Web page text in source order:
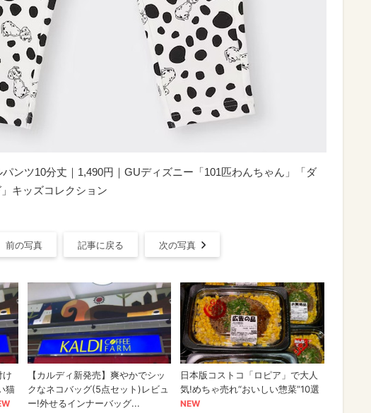
ンツ10分丈｜1,490円｜GUディズニー「101匹わんちゃん」「ダ
キッズコレクション
前の写真 記事に戻る 次の写真